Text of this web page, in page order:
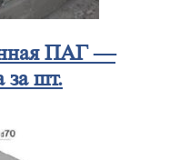
ПАГ —
шт.